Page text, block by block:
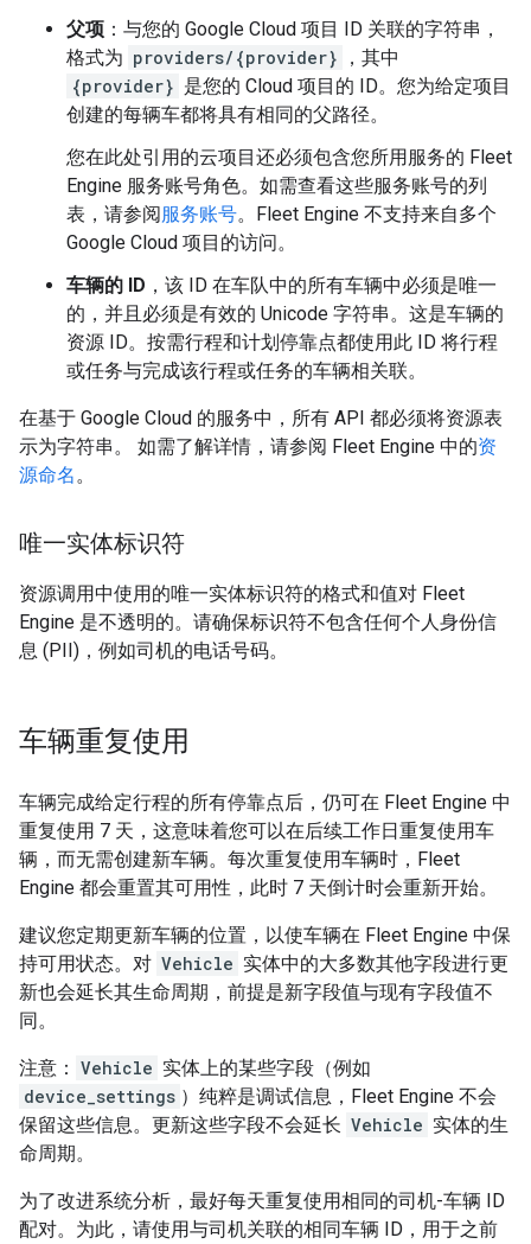
父项 ：与您的 Google Cloud 项目 ID 关联的字符串，
格式为 providers/{provider}
，其中
{provider} 是您的 Cloud 项目的 ID。您为给定项目
创建的每辆车都将具有相同的父路径。
您在此处引用的云项目还必须包含您所用服务的 Fleet
Engine 服务账号角色。如需查看这些服务账号的列
表，请参阅服务账号。Fleet Engine 不支持来自多个
Google Cloud 项目的访问。
车辆的 ID ，该 ID 在车队中的所有车辆中必须是唯一
的，并且必须是有效的 Unicode 字符串。这是车辆的
资源 ID。按需行程和计划停靠点都使用此 ID 将行程
或任务与完成该行程或任务的车辆相关联。
在基于 Google Cloud 的服务中，所有 API 都必须将资源表
示为字符串。 如需了解详情，请参阅 Fleet Engine 中的资
源命名。
唯一实体标识符
资源调用中使用的唯一实体标识符的格式和值对 Fleet
Engine 是不透明的。请确保标识符不包含任何个人身份信
息 (PII)，例如司机的电话号码。
车辆重复使用
车辆完成给定行程的所有停靠点后，仍可在 Fleet Engine 中
重复使用 7 天，这意味着您可以在后续工作日重复使用车
辆，而无需创建新车辆。每次重复使用车辆时，Fleet
Engine 都会重置其可用性，此时 7 天倒计时会重新开始。
建议您定期更新车辆的位置，以使车辆在 Fleet Engine 中保
持可用状态。对 Vehicle 实体中的大多数其他字段进行更
新也会延长其生命周期，前提是新字段值与现有字段值不
同。
注意： Vehicle 实体上的某些字段（例如
device_settings ）纯粹是调试信息，Fleet Engine 不会
保留这些信息。更新这些字段不会延长 Vehicle 实体的生
命周期。
为了改进系统分析，最好每天重复使用相同的司机-车辆 ID
配对。为此，请使用与司机关联的相同车辆 ID，用于之前